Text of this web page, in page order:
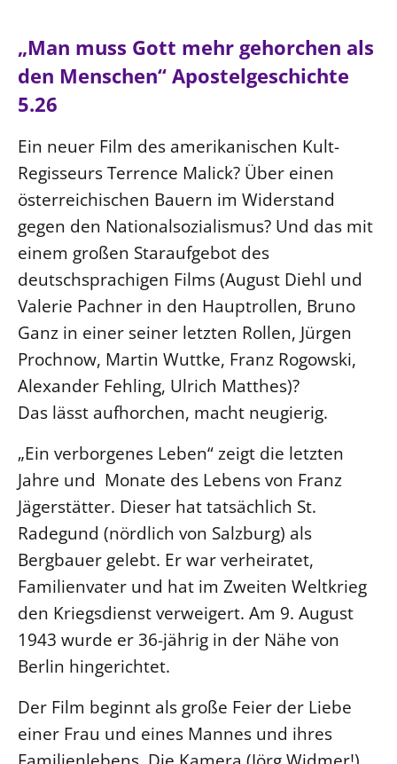
„Man muss Gott mehr gehorchen als
den Menschen“ Apostelgeschichte
5.26
Ein neuer Film des amerikanischen Kult-
Regisseurs Terrence Malick? Über einen
österreichischen Bauern im Widerstand
gegen den Nationalsozialismus? Und das mit
einem großen Staraufgebot des
deutschsprachigen Films (August Diehl und
Valerie Pachner in den Hauptrollen, Bruno
Ganz in einer seiner letzten Rollen, Jürgen
Prochnow, Martin Wuttke, Franz Rogowski,
Alexander Fehling, Ulrich Matthes)?
Das lässt aufhorchen, macht neugierig.
„Ein verborgenes Leben“ zeigt die letzten
Jahre und Monate des Lebens von Franz
Jägerstätter. Dieser hat tatsächlich St.
Radegund (nördlich von Salzburg) als
Bergbauer gelebt. Er war verheiratet,
Familienvater und hat im Zweiten Weltkrieg
den Kriegsdienst verweigert. Am 9. August
1943 wurde er 36-jährig in der Nähe von
Berlin hingerichtet.
Der Film beginnt als große Feier der Liebe
einer Frau und eines Mannes und ihres
Personalausschuss
LANDESKIRCHENAMT
Kollegium
Abteilungen des Landeskirchenamts
Rechnungsprüfungsamt
Fachstelle Sexualisierte Gewalt
Beschwerdestellen
Kirchenämter
Gleichstellung
Datenschutz
Geschäftsstelle Landessynode
27. Landessynode
Kontakt
Hintergrund
MITARBEIT
Ehrenamt
Beruf
Freie Stellen
SERVICE
Lutherische Kirche
Glaubensbekenntnis
Positionen
Ökumene
Religionen
KLIMASCHUTZ
Nachhaltigkeit
Mobilität
Naturschutz
Gebäude
Datenschutz
Kontakt
Barrierefreiheit
Freie Stellen
Service für Gemeinden
Suche